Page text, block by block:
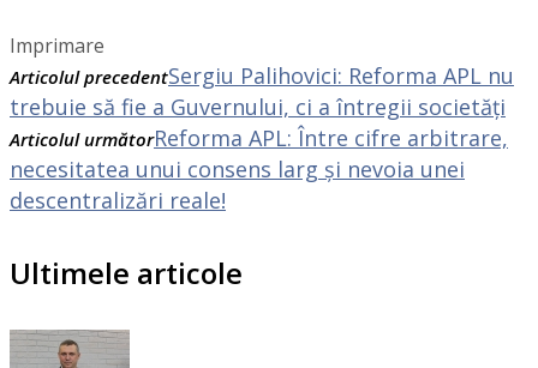
Imprimare
Articolul precedentSergiu Palihovici: Reforma APL nu
trebuie să fie a Guvernului, ci a întregii societăți
Articolul următorReforma APL: Între cifre arbitrare,
necesitatea unui consens larg și nevoia unei
descentralizări reale!
Ultimele articole